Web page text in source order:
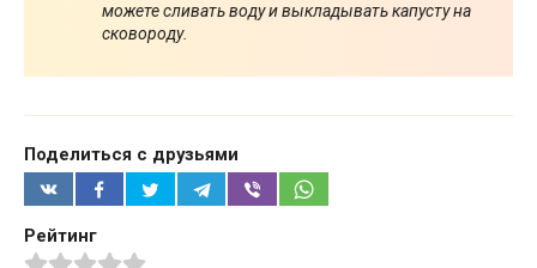
можете сливать воду и выкладывать капусту на
сковороду.
Поделиться с друзьями
Рейтинг